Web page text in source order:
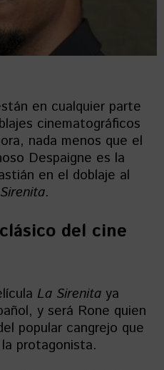
en cualquier parte
cinematográficos
nada menos que el
Despaigne es la
en el doblaje al
.
del cine
La Sirenita ya
y será Rone quien
popular cangrejo que
protagonista.